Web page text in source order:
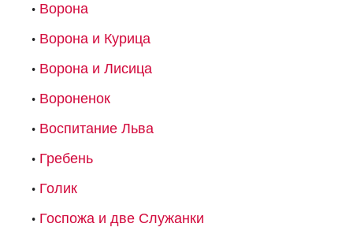
Ворона
Ворона и Курица
Ворона и Лисица
Вороненок
Воспитание Льва
Гребень
Голик
Госпожа и две Служанки